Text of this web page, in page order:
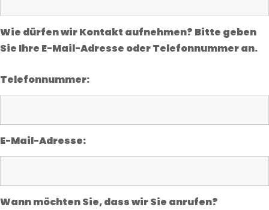
Wie dürfen wir Kontakt aufnehmen? Bitte geben
Sie Ihre E-Mail-Adresse oder Telefonnummer an.
Telefonnummer:
E-Mail-Adresse:
Wann möchten Sie, dass wir Sie anrufen?